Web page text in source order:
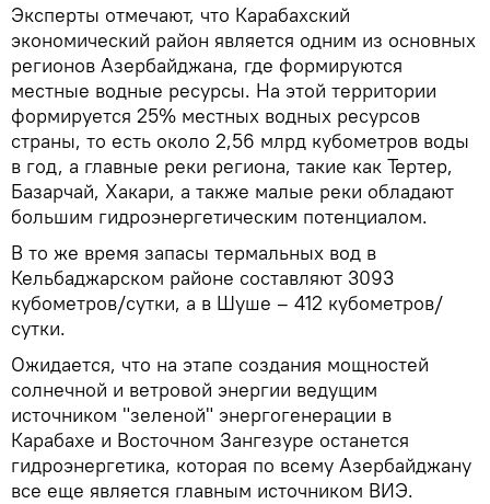
Эксперты отмечают, что Карабахский
экономический район является одним из основных
регионов Азербайджана, где формируются
местные водные ресурсы. На этой территории
формируется 25% местных водных ресурсов
страны, то есть около 2,56 млрд кубометров воды
в год, а главные реки региона, такие как Тертер,
Базарчай, Хакари, а также малые реки обладают
большим гидроэнергетическим потенциалом.
В то же время запасы термальных вод в
Кельбаджарском районе составляют 3093
кубометров/сутки, а в Шуше – 412 кубометров/
сутки.
Ожидается, что на этапе создания мощностей
солнечной и ветровой энергии ведущим
источником "зеленой" энергогенерации в
Карабахе и Восточном Зангезуре останется
гидроэнергетика, которая по всему Азербайджану
все еще является главным источником ВИЭ.